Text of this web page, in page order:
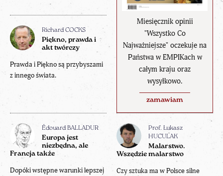
Miesięcznik opinii
"Wszystko Co
Najważniejsze" oczekuje na
Państwa w EMPIKach w
całym kraju oraz
wysyłkowo.
zamawiam
Richard COCKS
Piękno, prawda i
akt twórczy
Prawda i Piękno są przybyszami
z innego świata.
Édouard BALLADUR
Europa jest
niezbędna, ale
Francja także
Dopóki wstępne warunki lepszej
Prof. Łukasz
HUCULAK
Malarstwo.
Wszędzie malarstwo
Czy sztuka ma w Polsce silne